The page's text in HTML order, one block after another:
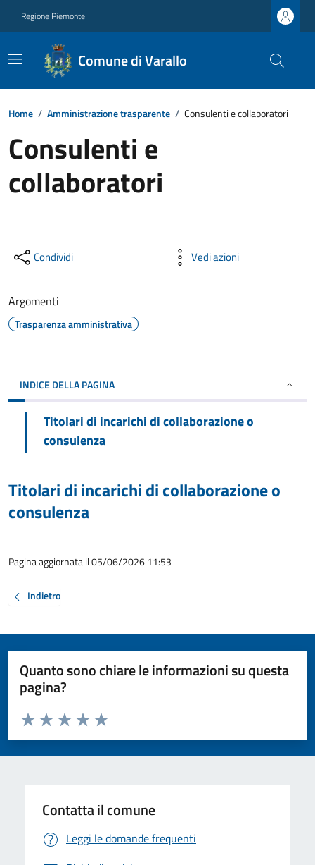
Regione Piemonte
Comune di Varallo
Home / Amministrazione trasparente / Consulenti e collaboratori
Consulenti e
collaboratori
Condividi Vedi azioni
Argomenti
Trasparenza amministrativa
INDICE DELLA PAGINA
Titolari di incarichi di collaborazione o
consulenza
Titolari di incarichi di collaborazione o
consulenza
Pagina aggiornata il 05/06/2026 11:53
Indietro
Quanto sono chiare le informazioni su questa
pagina?
Valuta da 1 a 5 stelle la pagina
Valuta 5 stelle su 5
Valuta 4 stelle su 5
Valuta 3 stelle su 5
Valuta 2 stelle su 5
Valuta 1 stelle su 5
Contatta il comune
Leggi le domande frequenti